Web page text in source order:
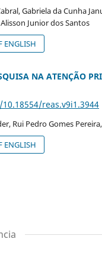
Gabriela da Cunha
Junior dos Santos
ENGLISH
NA ATENÇÃO
reas.v9i1.3944
Rui Pedro Gomes
ENGLISH